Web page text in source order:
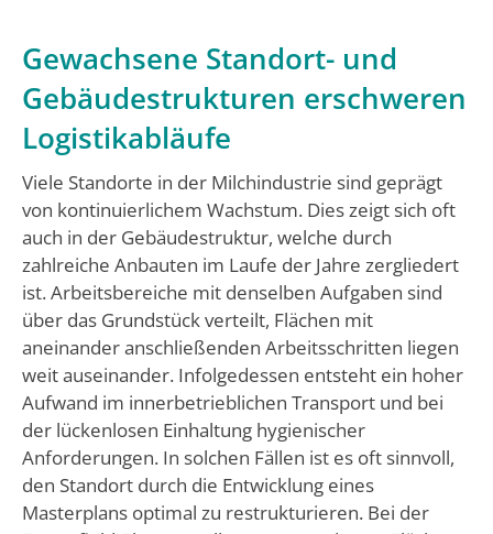
Gewachsene Standort- und
Gebäudestrukturen erschweren
Logistikabläufe
Viele Standorte in der Milchindustrie sind geprägt
von kontinuierlichem Wachstum. Dies zeigt sich oft
auch in der Gebäudestruktur, welche durch
zahlreiche Anbauten im Laufe der Jahre zergliedert
ist. Arbeitsbereiche mit denselben Aufgaben sind
über das Grundstück verteilt, Flächen mit
aneinander anschließenden Arbeitsschritten liegen
weit auseinander. Infolgedessen entsteht ein hoher
Aufwand im innerbetrieblichen Transport und bei
der lückenlosen Einhaltung hygienischer
Anforderungen. In solchen Fällen ist es oft sinnvoll,
den Standort durch die Entwicklung eines
Masterplans optimal zu restrukturieren. Bei der